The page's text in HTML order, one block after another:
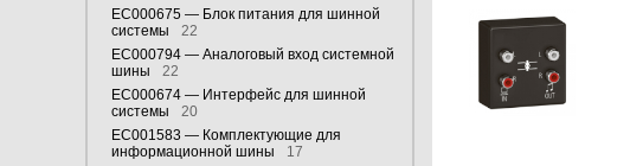
EC000675 — Блок питания для шинной
системы
22
EC000794 — Аналоговый вход системной
шины
22
EC000674 — Интерфейс для шинной
системы
20
EC001583 — Комплектующие для
информационной шины
17